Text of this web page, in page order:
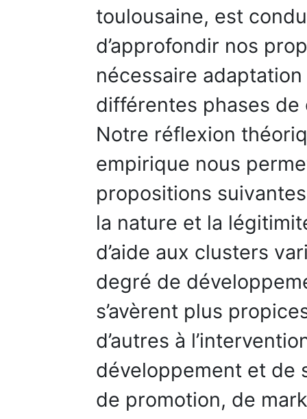
toulousaine, est
d’approfondir nos
nécessaire
différentes phases
Notre réflexion
empirique nous
propositions
la nature et la
d’aide aux clusters
degré de
s’avèrent plus
d’autres à
développement et de
de promotion, de